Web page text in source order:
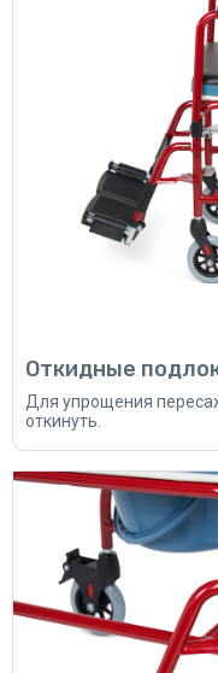
Откидные
Для упрощения
откинуть.